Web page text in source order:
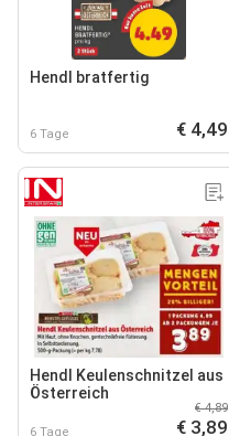
Hendl bratfertig
6 Tage € 4,49
Hendl Keulenschnitzel aus
Österreich
6 Tage
€ 4,89
€ 3,89